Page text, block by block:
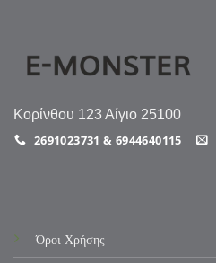
Κορίνθου 123 Αίγιο 25100
2691023731 & 6944640115
Όροι Χρήσης